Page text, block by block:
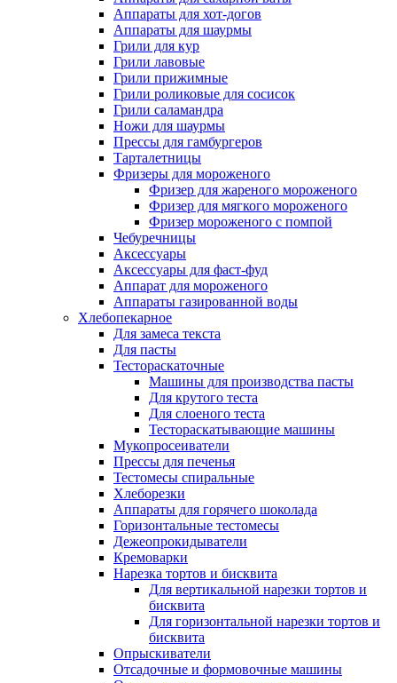
Аппараты для хот-догов
Аппараты для шаурмы
Грили для кур
Грили лавовые
Грили прижимные
Грили роликовые для сосисок
Грили саламандра
Ножи для шаурмы
Прессы для гамбургеров
Тарталетницы
Фризеры для мороженого
Фризер для жареного мороженого
Фризер для мягкого мороженого
Фризер мороженого с помпой
Чебуречницы
Аксессуары
Аксессуары для фаст-фуд
Аппарат для мороженого
Аппараты газированной воды
Хлебопекарное
Для замеса текста
Для пасты
Тестораскаточные
Машины для производства пасты
Для крутого теста
Для слоеного теста
Тестораскатывающие машины
Мукопросеиватели
Прессы для печенья
Тестомесы спиральные
Хлеборезки
Аппараты для горячего шоколада
Горизонтальные тестомесы
Дежеопрокидыватели
Кремоварки
Нарезка тортов и бисквита
Для вертикальной нарезки тортов и
бисквита
Для горизонтальной нарезки тортов и
бисквита
Опрыскиватели
Отсадочные и формовочные машины